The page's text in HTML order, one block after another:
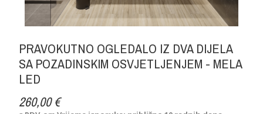
PRAVOKUTNO OGLEDALO IZ DVA DIJELA
SA POZADINSKIM OSVJETLJENJEM - MELA
LED
260,00 €